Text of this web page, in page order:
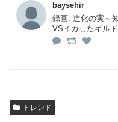
baysehir
録画: 進化の実～
VSイカしたギルド
トレンド